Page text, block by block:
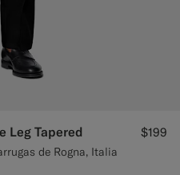
Leg Tapered
de Rogna, Italia
$199